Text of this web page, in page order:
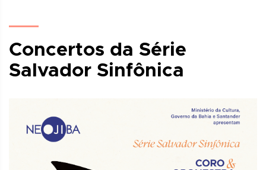
Concertos da Série
Salvador Sinfônica